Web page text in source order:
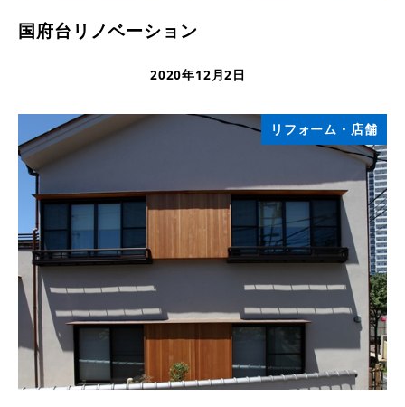
国府台リノベーション
更新日
2020年12月2日
リフォーム・店舗